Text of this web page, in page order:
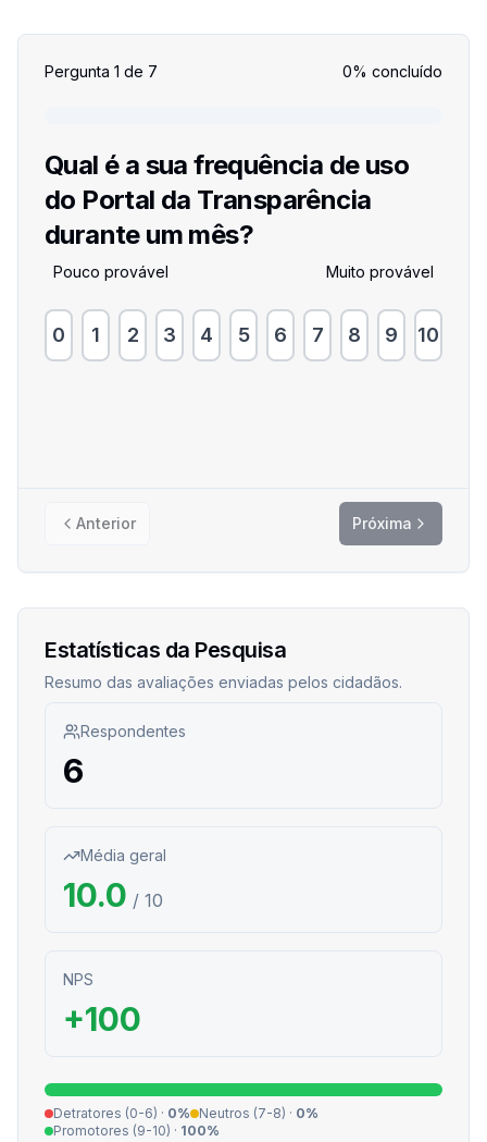
Pergunta 1 de 7 0% concluído
Qual é a sua frequência de uso
do Portal da Transparência
durante um mês?
Pouco provável Muito provável
0 1 2 3 4 5 6 7 8 9 10
Anterior Próxima
Estatísticas da Pesquisa
Resumo das avaliações enviadas pelos cidadãos.
Respondentes
6
Média geral
10.0 / 10
NPS
+100
Detratores (0-6) · 0% Neutros (7-8) · 0%
Promotores (9-10) · 100%